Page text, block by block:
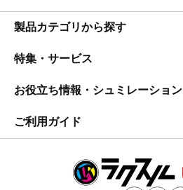
製品カテゴリから探す
特集・サービス
お役立ち情報・シュミレーション
ご利用ガイド